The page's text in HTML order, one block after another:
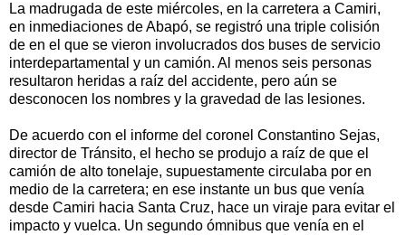
La madrugada de este miércoles, en la carretera a Camiri,
en inmediaciones de Abapó, se registró una triple colisión
de en el que se vieron involucrados dos buses de servicio
interdepartamental y un camión. Al menos seis personas
resultaron heridas a raíz del accidente, pero aún se
desconocen los nombres y la gravedad de las lesiones.
De acuerdo con el informe del coronel Constantino Sejas,
director de Tránsito, el hecho se produjo a raíz de que el
camión de alto tonelaje, supuestamente circulaba por en
medio de la carretera; en ese instante un bus que venía
desde Camiri hacia Santa Cruz, hace un viraje para evitar el
impacto y vuelca. Un segundo ómnibus que venía en el